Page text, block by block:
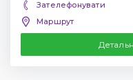
Зателефонувати
Маршрут